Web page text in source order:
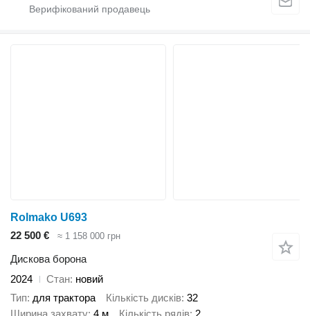
Rolmako U693
22 500 €
≈ 1 158 000 грн
Дискова борона
2024
Стан новий
Тип для трактора Кількість дисків 32
Ширина захвату 4 м Кількість рядів 2